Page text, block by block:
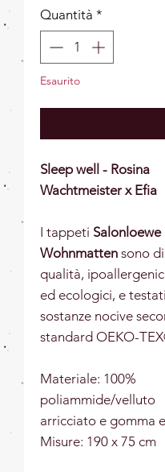
Quantità *
Esaurito
Sleep well - Rosina
Wachtmeister x Efia
I tappeti Salonloewe
Wohnmatten sono
qualità,
ed ecologici, e
sostanze nocive
standard OEKO-
Materiale: 100%
poliammide/velluto
arricciato e gomma
Misure: 190 x 75 cm